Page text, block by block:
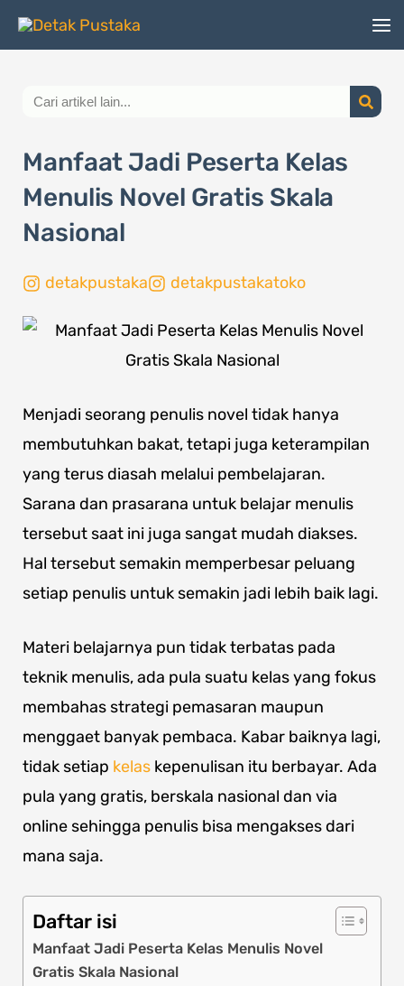
Lewati
Search
Manfaat Jadi Peserta Kelas
Menulis Novel Gratis Skala
Nasional
detakpustaka detakpustakatoko
Menjadi seorang penulis novel tidak hanya
membutuhkan bakat, tetapi juga keterampilan
yang terus diasah melalui pembelajaran.
Sarana dan prasarana untuk belajar menulis
tersebut saat ini juga sangat mudah diakses.
Hal tersebut semakin memperbesar peluang
setiap penulis untuk semakin jadi lebih baik lagi.
Materi belajarnya pun tidak terbatas pada
teknik menulis, ada pula suatu kelas yang fokus
membahas strategi pemasaran maupun
menggaet banyak pembaca. Kabar baiknya lagi,
tidak setiap kelas kepenulisan itu berbayar. Ada
pula yang gratis, berskala nasional dan via
online sehingga penulis bisa mengakses dari
mana saja.
Daftar isi
Manfaat Jadi Peserta Kelas Menulis Novel
Gratis Skala Nasional